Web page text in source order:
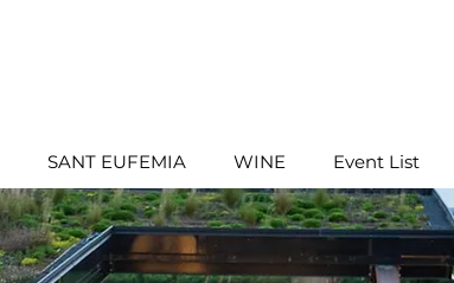
SANT EUFEMIA WINE Event List